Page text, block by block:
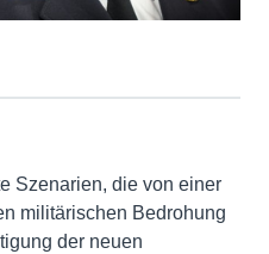
Szenarien, die von einer
militärischen Bedrohung
der neuen